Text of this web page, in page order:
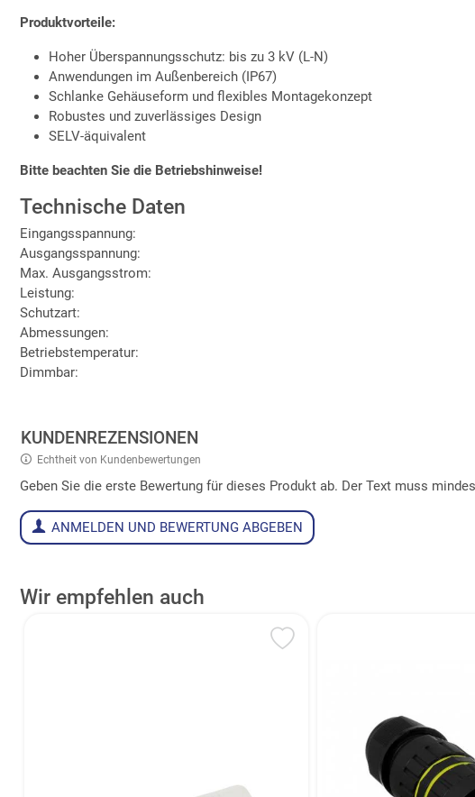
Produktvorteile:
Hoher Überspannungsschutz: bis zu 3 kV (L-N)
Anwendungen im Außenbereich (IP67)
Schlanke Gehäuseform und flexibles Montagekonzept
Robustes und zuverlässiges Design
SELV-äquivalent
Bitte beachten Sie die Betriebshinweise!
Technische Daten
Eingangsspannung:
Ausgangsspannung:
Max. Ausgangsstrom:
Leistung:
Schutzart:
Abmessungen:
Betriebstemperatur:
Dimmbar:
KUNDENREZENSIONEN
Echtheit von Kundenbewertungen
Geben Sie die erste Bewertung für dieses Produkt ab. Der Text muss
ANMELDEN UND BEWERTUNG ABGEBEN
Wir empfehlen auch